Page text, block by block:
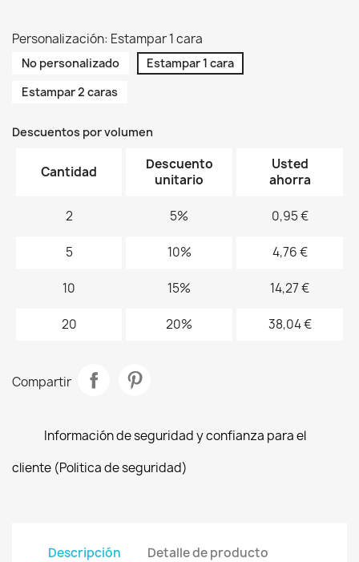
Personalización: Estampar 1 cara
No personalizado
Estampar 1 cara
Estampar 2 caras
Descuentos por volumen
Cantidad
Descuento
unitario
Usted
ahorra
2 5% 0,95 €
5 10% 4,76 €
10 15% 14,27 €
20 20% 38,04 €
Compartir
Información de seguridad y confianza para el
cliente (Politica de seguridad)
Descripción Detalle de producto